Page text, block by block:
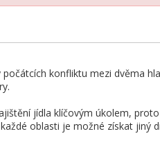
počátcích konfliktu mezi dvěma
jídla klíčovým úkolem,
každé oblasti je možné získat